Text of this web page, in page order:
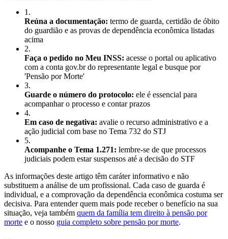
1.
Reúna a documentação: termo de guarda, certidão de óbito
do guardião e as provas de dependência econômica listadas
acima
2.
Faça o pedido no Meu INSS: acesse o portal ou aplicativo
com a conta gov.br do representante legal e busque por
'Pensão por Morte'
3.
Guarde o número do protocolo: ele é essencial para
acompanhar o processo e contar prazos
4.
Em caso de negativa: avalie o recurso administrativo e a
ação judicial com base no Tema 732 do STJ
5.
Acompanhe o Tema 1.271: lembre-se de que processos
judiciais podem estar suspensos até a decisão do STF
As informações deste artigo têm caráter informativo e não
substituem a análise de um profissional. Cada caso de guarda é
individual, e a comprovação da dependência econômica costuma ser
decisiva. Para entender quem mais pode receber o benefício na sua
situação, veja também quem da família tem direito à pensão por
morte e o nosso guia completo sobre pensão por morte.